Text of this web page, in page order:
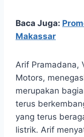
Baca Juga:
Makassar
Arif Pramadana,
Motors,
merupakan
terus
yang terus
listrik. Arif